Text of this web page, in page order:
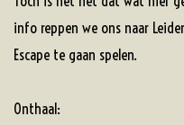
info reppen we ons naar
Escape te gaan spelen.
Onthaal: